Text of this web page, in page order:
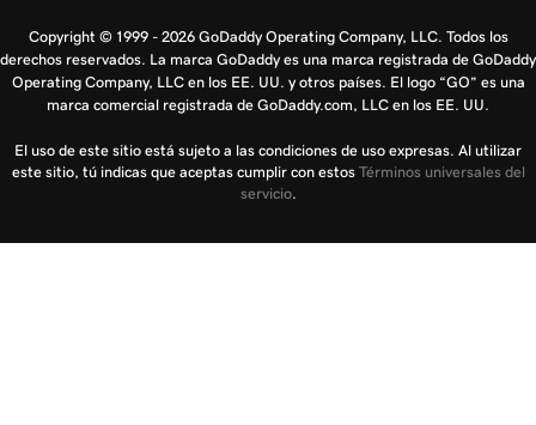
Copyright © 1999 - 2026 GoDaddy Operating Company, LLC. Todos los
derechos reservados. La marca GoDaddy es una marca registrada de GoDaddy
Operating Company, LLC en los EE. UU. y otros países. El logo “GO” es una
marca comercial registrada de GoDaddy.com, LLC en los EE. UU.
El uso de este sitio está sujeto a las condiciones de uso expresas. Al utilizar
este sitio, tú indicas que aceptas cumplir con estos Términos universales del
servicio.